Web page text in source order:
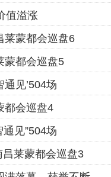
值溢涨
莱蒙都会巡盘6
蒙都会巡盘5
见’504场
都会巡盘4
见”504场
莱蒙都会巡盘3